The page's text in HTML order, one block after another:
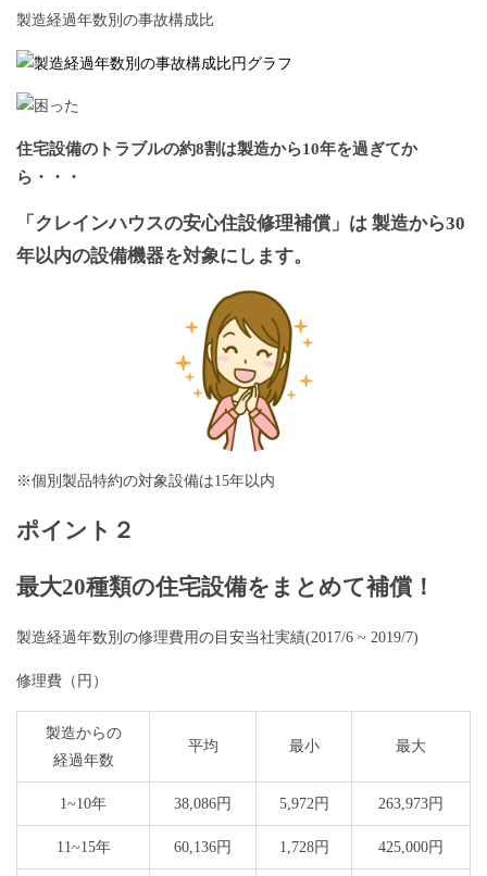
製造経過年数別の事故構成比
住宅設備のトラブルの約8割は製造から10年を過ぎてか
ら・・・
「クレインハウスの安心住設修理補償」は 製造から30
年以内の設備機器を対象にします。
※個別製品特約の対象設備は15年以内
ポイント２
最大20種類の住宅設備をまとめて補償！
製造経過年数別の修理費用の目安当社実績(2017/6 ~ 2019/7)
修理費（円）
製造からの
経過年数
平均 最小 最大
1~10年 38,086円 5,972円 263,973円
11~15年 60,136円 1,728円 425,000円